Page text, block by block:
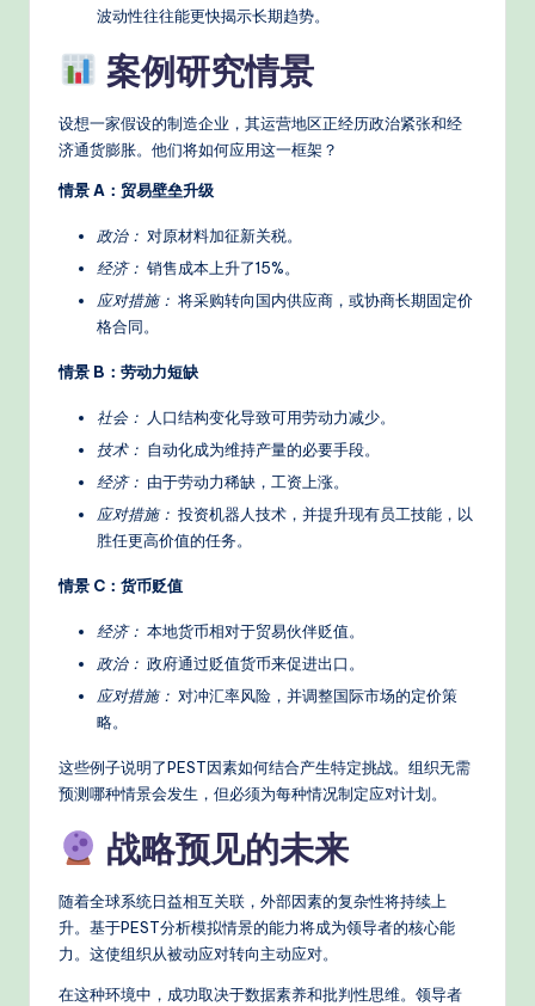
波动性往往能更快揭示长期趋势。
案例研究情景
设想一家假设的制造企业，其运营地区正经历政治紧张和经
济通货膨胀。他们将如何应用这一框架？
情景 A：贸易壁垒升级
政治： 对原材料加征新关税。
经济： 销售成本上升了15%。
应对措施： 将采购转向国内供应商，或协商长期固定价
格合同。
情景 B：劳动力短缺
社会：
人口结构变化导致可用劳动力减少。
技术： 自动化成为维持产量的必要手段。
经济： 由于劳动力稀缺，工资上涨。
应对措施： 投资机器人技术，并提升现有员工技能，以
胜任更高价值的任务。
情景 C：货币贬值
经济： 本地货币相对于贸易伙伴贬值。
政治： 政府通过贬值货币来促进出口。
应对措施： 对冲汇率风险，并调整国际市场的定价策
略。
这些例子说明了PEST因素如何结合产生特定挑战。组织无需
预测哪种情景会发生，但必须为每种情况制定应对计划。
战略预见的未来
随着全球系统日益相互关联，外部因素的复杂性将持续上
升。基于PEST分析模拟情景的能力将成为领导者的核心能
力。这使组织从被动应对转向主动应对。
在这种环境中，成功取决于数据素养和批判性思维。领导者